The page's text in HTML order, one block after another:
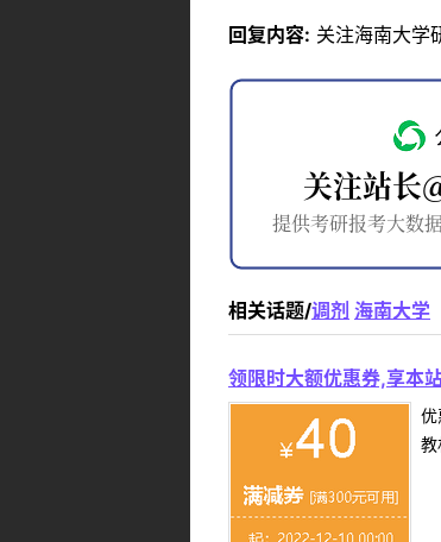
回复内容: 关注海南大学
相关话题/调剂 海南大学
领限时大额优惠券,享本
优
教